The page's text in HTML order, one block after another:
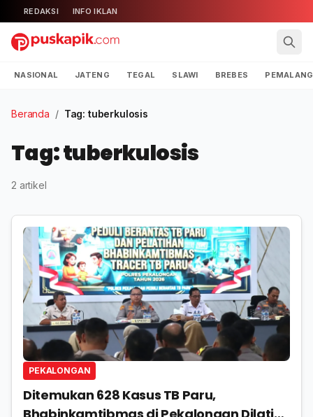
REDAKSI INFO IKLAN
NASIONAL JATENG TEGAL SLAWI BREBES PEMALANG
Beranda / Tag: tuberkulosis
Tag: tuberkulosis
2 artikel
PEKALONGAN
Ditemukan 628 Kasus TB Paru,